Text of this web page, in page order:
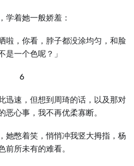
学着她一般娇羞：
啦，你看，脖子都没涂均匀，和脸
是一个色呢？」
6
迅速，但想到周琦的话，以及那对
恶心事，我不再优柔寡断。
她憋着笑，悄悄冲我竖大拇指，杨
前所未有的难看。